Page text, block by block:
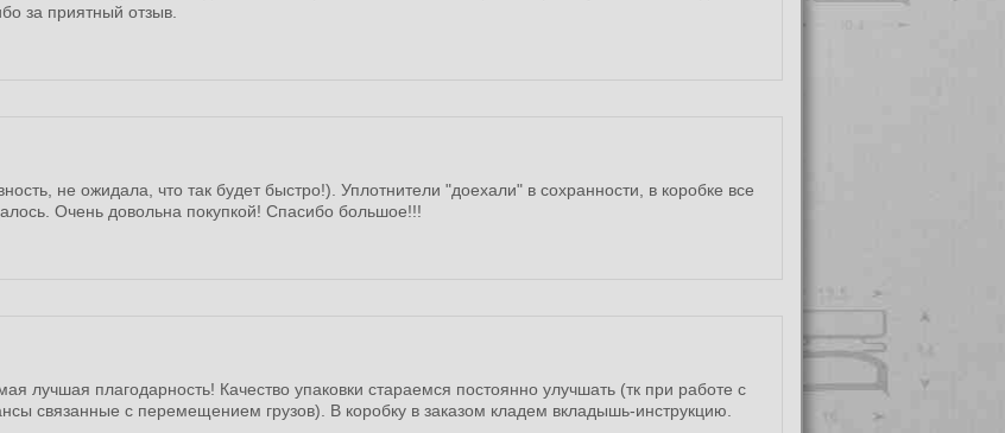
за приятный отзыв.
не ожидала, что так будет быстро!). Уплотнители "доехали" в сохранности, в коробке все
Очень довольна покупкой! Спасибо большое!!!
лучшая плагодарность! Качество упаковки стараемся постоянно улучшать (тк при работе с
связанные с перемещением грузов). В коробку в заказом кладем вкладышь-инструкцию.